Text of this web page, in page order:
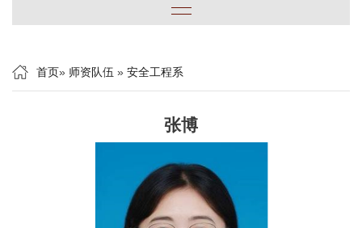
首页» 师资队伍 » 安全工程系
张博